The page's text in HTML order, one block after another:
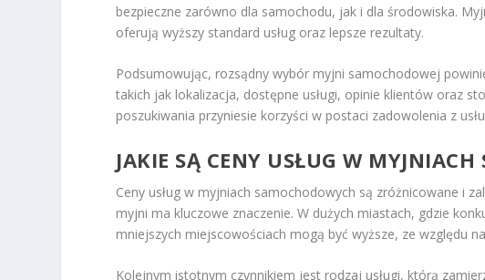
bezpieczne zarówno dla samochodu, jak i dla środowiska.
oferują wyższy standard usług oraz lepsze rezultaty.
Podsumowując, rozsądny wybór myjni samochodowej
takich jak lokalizacja, dostępne usługi, opinie klientów oraz
poszukiwania przyniesie korzyści w postaci zadowolenia z
JAKIE SĄ CENY USŁUG W
Ceny usług w myjniach samochodowych są zróżnicowane i
myjni ma kluczowe znaczenie. W dużych miastach, gdzie
mniejszych miejscowościach mogą być wyższe, ze względu
Kolejnym istotnym czynnikiem jest rodzaj usługi, którą